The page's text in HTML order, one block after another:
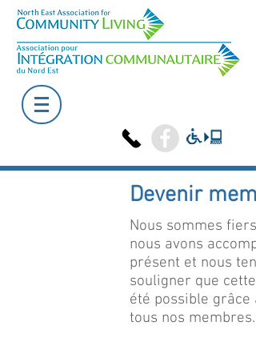
Devenir
Nous sommes fiers
nous avons
présent et nous
souligner que cette
été possible grâce
tous nos membres.